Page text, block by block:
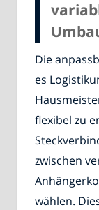
Die
es
flexibel zu
zwischen
wählen.